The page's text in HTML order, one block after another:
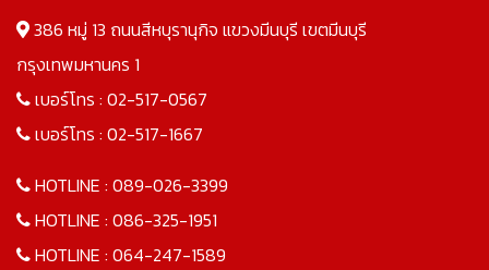
386 หมู่ 13 ถนนสีหบุรานุกิจ แขวงมีนบุรี เขตมีนบุรี
กรุงเทพมหานคร 1
เบอร์โทร : 02-517-0567
เบอร์โทร : 02-517-1667
HOTLINE : 089-026-3399
HOTLINE : 086-325-1951
HOTLINE : 064-247-1589